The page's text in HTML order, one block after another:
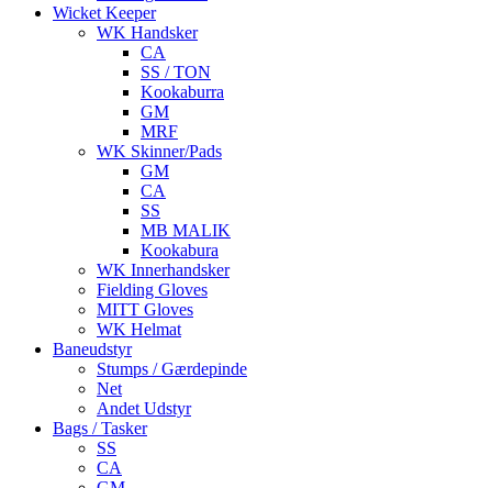
Wicket Keeper
WK Handsker
CA
SS / TON
Kookaburra
GM
MRF
WK Skinner/Pads
GM
CA
SS
MB MALIK
Kookabura
WK Innerhandsker
Fielding Gloves
MITT Gloves
WK Helmat
Baneudstyr
Stumps / Gærdepinde
Net
Andet Udstyr
Bags / Tasker
SS
CA